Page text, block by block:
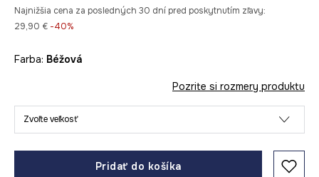
Najnižšia cena za posledných 30 dní pred poskytnutím zľavy:
29,90 € -40%
Farba: béžová
Pozrite si rozmery produktu
Zvoľte veľkosť
Pridať do košíka